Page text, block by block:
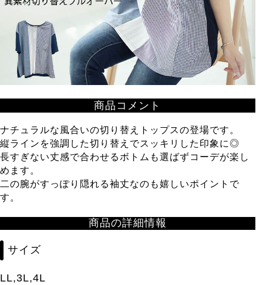
商品コメント
ナチュラルな風合いの切り替えトップスの登場です。
縦ラインを強調した切り替えでスッキリした印象に◎
長すぎない丈感で合わせるボトムも選ばずコーデが楽し
めます。
二の腕がすっぽり隠れる袖丈なのも嬉しいポイントで
す。
商品の詳細情報
サイズ
LL,3L,4L